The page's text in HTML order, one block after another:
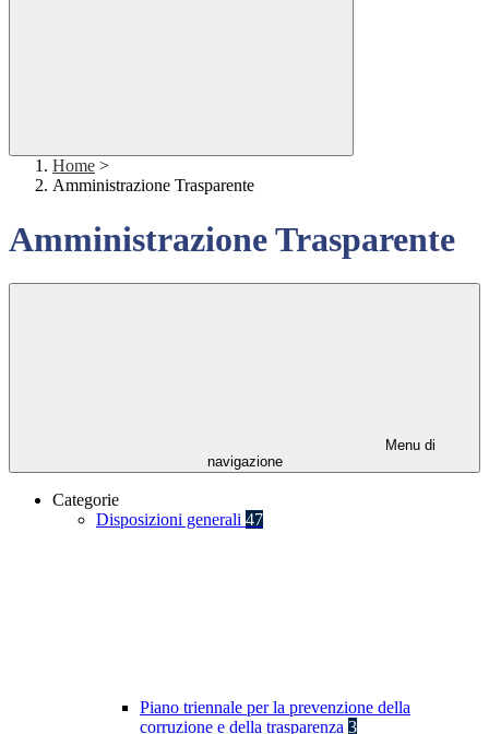
Home >
Amministrazione Trasparente
Amministrazione Trasparente
Menu di
navigazione
Categorie
Disposizioni generali 47
Piano triennale per la prevenzione della
corruzione e della trasparenza 3